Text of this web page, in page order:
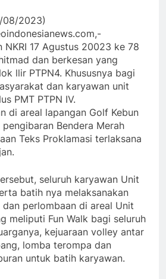
08/2023)
NKRI 17 Agustus 20023 ke 78
dan berkesan yang
llir PTPN4. Khususnya bagi
dan karyawan unit
PMT PTPN IV.
di areal lapangan Golf Kebun
Bendera Merah
Teks Proklamasi terlaksana
seluruh karyawan Unit
batih nya melaksanakan
perlombaan di areal Unit
meliputi Fun Walk bagi seluruh
kejuaraan volley antar
lomba terompa dan
untuk batih karyawan.